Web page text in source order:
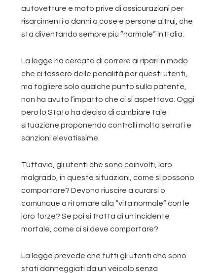
autovetture e moto prive di assicurazioni per
risarcimenti o danni a cose e persone altrui, che
sta diventando sempre più “normale” in Italia.
La legge ha cercato di correre ai ripari in modo
che ci fossero delle penalità per questi utenti,
ma togliere solo qualche punto sulla patente,
non ha avuto l’impatto che ci si aspettava. Oggi
pero lo Stato ha deciso di cambiare tale
situazione proponendo controlli molto serrati e
sanzioni elevatissime.
Tuttavia, gli utenti che sono coinvolti, loro
malgrado, in queste situazioni, come si possono
comportare? Devono riuscire a curarsi o
comunque a ritornare alla “vita normale” con le
loro forze? Se poi si tratta di un incidente
mortale, come ci si deve comportare?
La legge prevede che tutti gli utenti che sono
stati danneggiati da un veicolo senza